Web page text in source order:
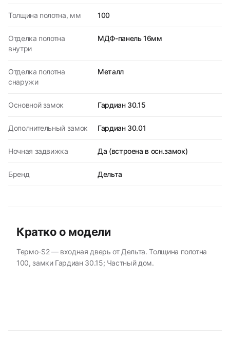
Толщина полотна, мм 100
Отделка полотна
внутри
МДФ-панель 16мм
Отделка полотна
снаружи
Металл
Основной замок Гардиан 30.15
Дополнительный замок Гардиан 30.01
Ночная задвижка Да (встроена в осн.замок)
Бренд Дельта
Кратко о модели
Термо-S2 — входная дверь от Дельта. Толщина полотна
100, замки Гардиан 30.15; Частный дом.